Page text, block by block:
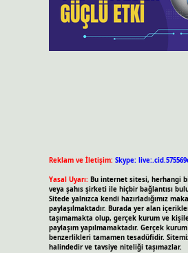
Reklam ve İletişim: Skype:
Yasal Uyarı: Bu internet sitesi, herhangi
veya şahıs şirketi ile hiçbir bağlantısı
Sitede yalnızca kendi hazırladığımız
paylaşılmaktadır. Burada yer alan
taşımamakta olup, gerçek kurum ve
paylaşım yapılmamaktadır. Gerçek
benzerlikleri tamamen tesadüfidir.
halindedir ve tavsiye niteliği taşımazlar.